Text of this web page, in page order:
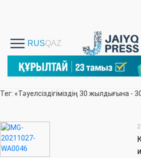
Тег: «Тәуелсіздігіміздің 30 жылдығына -